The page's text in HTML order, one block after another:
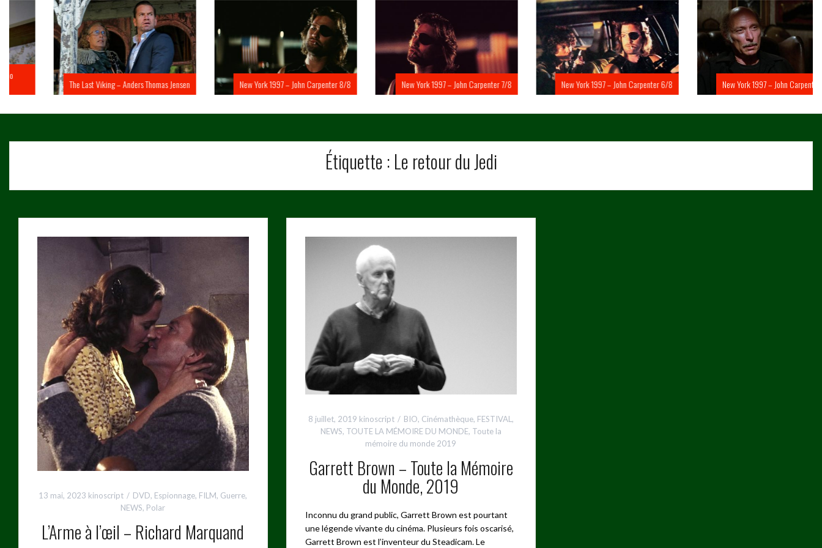
The Last Viking – Anders Thomas Jensen New York 1997 – John Carpenter 8/8 New York 1997 – John Carpenter 7/8 New York 1997 – John Carpenter 6/8 New York 1997 – John Carpenter 5/8
Étiquette : Le retour du Jedi
13 mai, 2023 kinoscript DVD, Espionnage, FILM, Guerre,
NEWS, Polar
L’Arme à l’œil – Richard Marquand
8 juillet, 2019 kinoscript BIO, Cinémathèque, FESTIVAL,
NEWS, TOUTE LA MÉMOIRE DU MONDE, Toute la
mémoire du monde 2019
Garrett Brown – Toute la Mémoire
du Monde, 2019
Inconnu du grand public, Garrett Brown est pourtant
une légende vivante du cinéma. Plusieurs fois oscarisé,
Garrett Brown est l’inventeur du Steadicam. Le